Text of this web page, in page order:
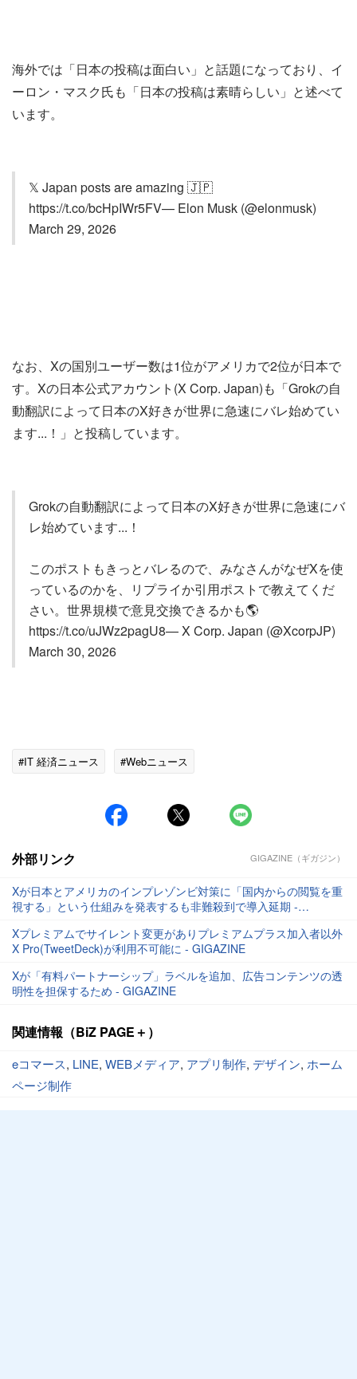
海外では「日本の投稿は面白い」と話題になっており、イ
ーロン・マスク氏も「日本の投稿は素晴らしい」と述べて
います。
𝕏 Japan posts are amazing 🇯🇵
https://t.co/bcHpIWr5FV— Elon Musk (@elonmusk)
March 29, 2026
なお、Xの国別ユーザー数は1位がアメリカで2位が日本で
す。Xの日本公式アカウント(X Corp. Japan)も「Grokの自
動翻訳によって日本のX好きが世界に急速にバレ始めてい
ます...！」と投稿しています。
Grokの自動翻訳によって日本のX好きが世界に急速にバ
レ始めています...！
このポストもきっとバレるので、みなさんがなぜXを使
っているのかを、リプライか引用ポストで教えてくだ
さい。世界規模で意見交換できるかも🌎️
https://t.co/uJWz2pagU8— X Corp. Japan (@XcorpJP)
March 30, 2026
#IT 経済ニュース #Webニュース
外部リンク GIGAZINE（ギガジン）
Xが日本とアメリカのインプレゾンビ対策に「国内からの閲覧を重
視する」という仕組みを発表するも非難殺到で導入延期 -
Xプレミアムでサイレント変更がありプレミアムプラス加入者以外
X Pro(TweetDeck)が利用不可能に - GIGAZINE
Xが「有料パートナーシップ」ラベルを追加、広告コンテンツの透
明性を担保するため - GIGAZINE
関連情報（BiZ PAGE＋）
eコマース, LINE, WEBメディア, アプリ制作, デザイン, ホーム
ページ制作